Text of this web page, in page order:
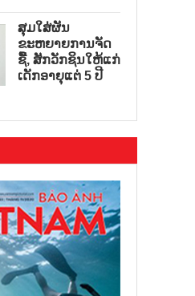
ສຸມໃສ່ຜັນ
ຂະຫຍາຍການຈັດ
ຊື້, ສັກວັກຊິນໃຫ້ແກ່
ເດັກອາຍຸແຕ່ 5 ປີ